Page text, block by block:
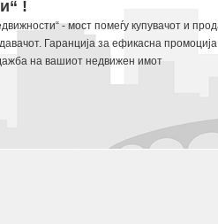
potraga.
!
- мост помеѓу купувачот и
Гаранција за ефикасна
на вашиот недвижен имот